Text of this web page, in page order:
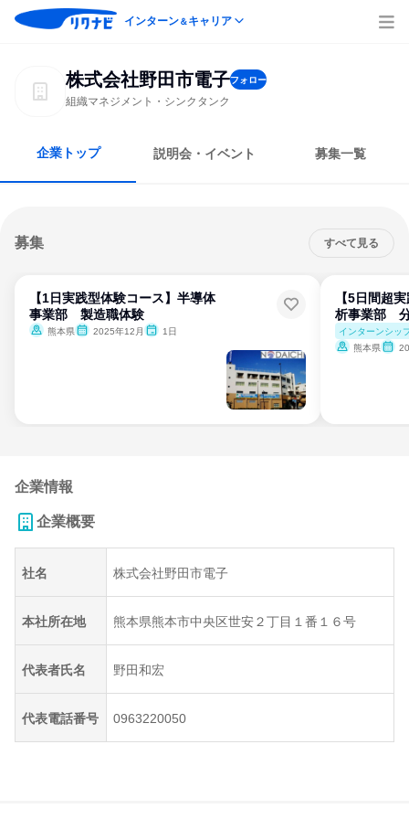
インターン＆キャリア
株式会社野田市電子フォロー
組織マネジメント・シンクタンク
企業トップ 説明会・イベント 募集一覧
募集 すべて見る
【1日実践型体験コース】半導体
事業部 製造職体験
熊本県 2025年12月 1日
【5日間超
析事業部
インターンシッ
熊本県
企業情報
企業概要
社名 株式会社野田市電子
本社所在地 熊本県熊本市中央区世安２丁目１番１６号
代表者氏名 野田和宏
代表電話番号 0963220050